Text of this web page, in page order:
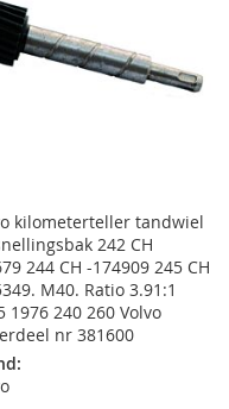
kilometerteller tandwiel
242 CH
244 CH -174909 245 CH
M40. Ratio 3.91:1
1976 240 260 Volvo
nr 381600